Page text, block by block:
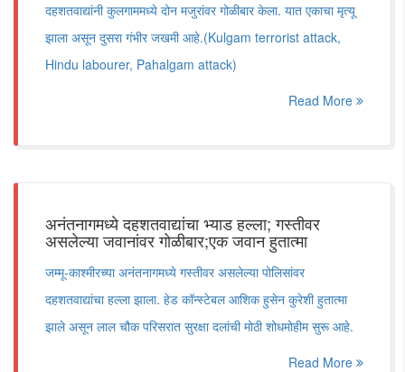
दहशतवाद्यांनी कुलगाममध्ये दोन मजुरांवर गोळीबार केला. यात एकाचा मृत्यू
झाला असून दुसरा गंभीर जखमी आहे.(Kulgam terrorist attack,
Hindu labourer, Pahalgam attack)
Read More
अनंतनागमध्ये दहशतवाद्यांचा भ्याड हल्ला; गस्तीवर
असलेल्या जवानांवर गोळीबार;एक जवान हुतात्मा
जम्मू-काश्मीरच्या अनंतनागमध्ये गस्तीवर असलेल्या पोलिसांवर
दहशतवाद्यांचा हल्ला झाला. हेड कॉन्स्टेबल आशिक हुसेन कुरेशी हुतात्मा
झाले असून लाल चौक परिसरात सुरक्षा दलांची मोठी शोधमोहीम सुरू आहे.
Read More